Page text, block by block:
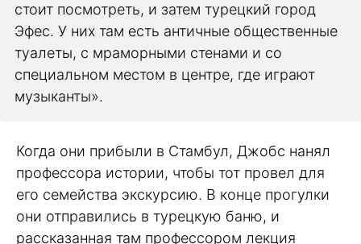
стоит посмотреть, и затем турецкий город
Эфес. У них там есть античные общественные
туалеты, с мраморными стенами и со
специальном местом в центре, где играют
музыканты».
Когда они прибыли в Стамбул, Джобс нанял
профессора истории, чтобы тот провел для
его семейства экскурсию. В конце прогулки
они отправились в турецкую баню, и
рассказанная там профессором лекция